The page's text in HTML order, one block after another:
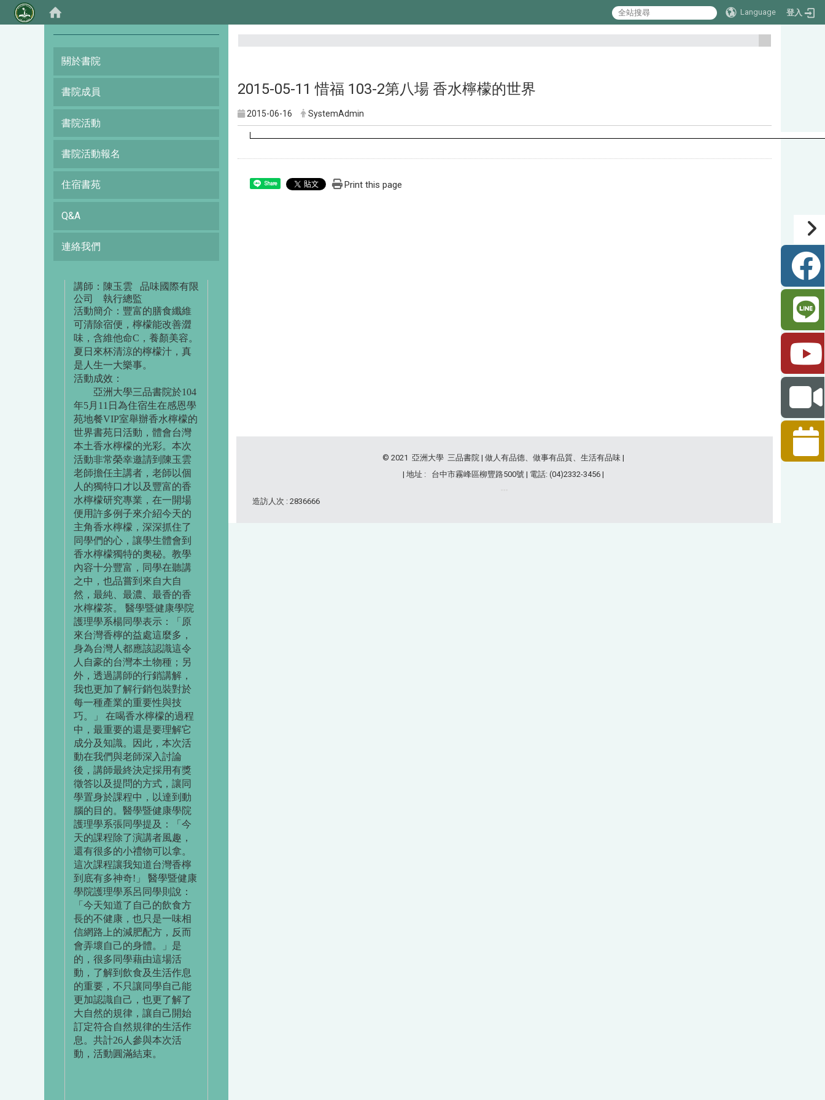
Language 登入
:::
關於書院
書院成員
書院活動
書院活動報名
住宿書苑
Q&A
連絡我們
講師：陳玉雲 品味國際有限
公司 執行總監
活動簡介：豐富的膳食纖維
可清除宿便，檸檬能改善澀
味，含維他命C，養顏美容。
夏日來杯清涼的檸檬汁，真
是人生一大樂事。
活動成效：
亞洲大學三品書院於104
年5月11日為住宿生在感恩學
苑地餐VIP室舉辦香水檸檬的
世界書苑日活動，體會台灣
本土香水檸檬的光彩。本次
活動非常榮幸邀請到陳玉雲
老師擔任主講者，老師以個
人的獨特口才以及豐富的香
水檸檬研究專業，在一開場
便用許多例子來介紹今天的
主角香水檸檬，深深抓住了
同學們的心，讓學生體會到
香水檸檬獨特的奧秘。教學
內容十分豐富，同學在聽講
之中，也品嘗到來自大自
然，最純、最濃、最香的香
水檸檬茶。 醫學暨健康學院
護理學系楊同學表示：「原
來台灣香檸的益處這麼多，
身為台灣人都應該認識這令
人自豪的台灣本土物種；另
外，透過講師的行銷講解，
我也更加了解行銷包裝對於
每一種產業的重要性與技
巧。」 在喝香水檸檬的過程
中，最重要的還是要理解它
成分及知識。因此，本次活
動在我們與老師深入討論
後，講師最終決定採用有獎
徵答以及提問的方式，讓同
學置身於課程中，以達到動
腦的目的。醫學暨健康學院
護理學系張同學提及：「今
天的課程除了演講者風趣，
還有很多的小禮物可以拿。
這次課程讓我知道台灣香檸
到底有多神奇!」 醫學暨健康
學院護理學系呂同學則說：
「今天知道了自己的飲食方
長的不健康，也只是一味相
信網路上的減肥配方，反而
會弄壞自己的身體。」是
的，很多同學藉由這場活
動，了解到飲食及生活作息
的重要，不只讓同學自己能
更加認識自己，也更了解了
大自然的規律，讓自己開始
訂定符合自然規律的生活作
息。共計26人參與本次活
動，活動圓滿結束。
2015-05-11 惜福 103-2第八場 香水檸檬的世界
2015-06-16 SystemAdmin
Share Print this page
© 2021 亞洲大學 三品書院 | 做人有品德、做事有品質、生活有品味 |
| 地址 : 台中市霧峰區柳豐路500號 | 電話: (04)2332-3456 |
造訪人次 : 2836666